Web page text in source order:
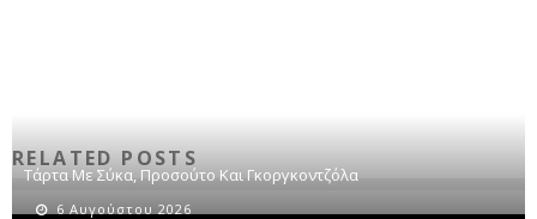
RELATED POSTS
Τάρτα Με Σύκα, Προσούτο Και Γκοργκοντζόλα
6 Αυγούστου 2026